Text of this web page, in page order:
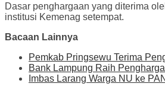
Dasar penghargaan yang diterima
institusi Kemenag setempat.
Bacaan Lainnya
Pemkab Pringsewu Terima
Bank Lampung Raih
Imbas Larang Warga NU ke